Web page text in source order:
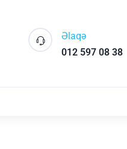
Əlaqə
012 597 08 38